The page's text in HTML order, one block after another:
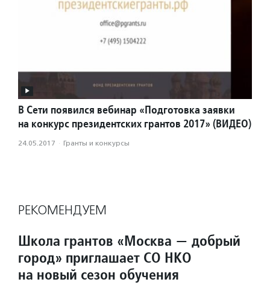
В Сети появился вебинар «Подготовка заявки
на конкурс президентских грантов 2017» (ВИДЕО)
24.05.2017 · Гранты и конкурсы
РЕКОМЕНДУЕМ
Школа грантов «Москва — добрый
город» приглашает СО НКО
на новый сезон обучения